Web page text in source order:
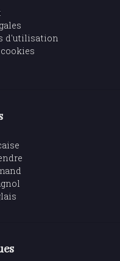
d'utilisation